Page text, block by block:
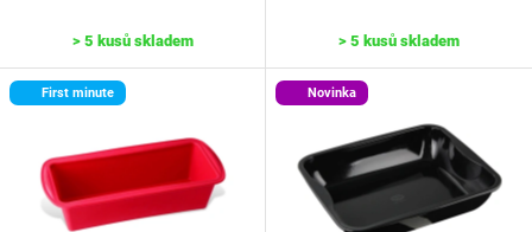
> 5 kusů skladem > 5 kusů skladem
First minute Novinka